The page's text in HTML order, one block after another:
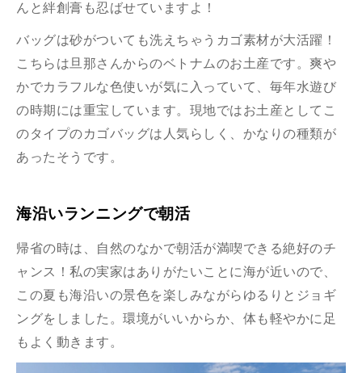
んと絆創膏も忍ばせていますよ！
バッグは砂がついても洗えちゃうカゴ素材が大活躍！
こちらは旦那さんからのベトナムのお土産です。爽や
かでカラフルな色使いが気に入っていて、毎年水遊び
の時期には重宝しています。現地ではお土産としてこ
のタイプのカゴバッグは人気らしく、かなりの種類が
あったそうです。
海沿いランニングで朝活
帰省の時は、自然のなかで朝活が満喫できる絶好のチ
ャンス！私の実家はありがたいことに海が近いので、
この夏も海沿いの景色を楽しみながらゆるりとジョギ
ングをしました。環境がいいからか、体も軽やかに足
もよく動きます。